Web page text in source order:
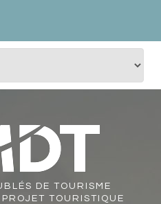
DE TOURISME
TOURISTIQUE